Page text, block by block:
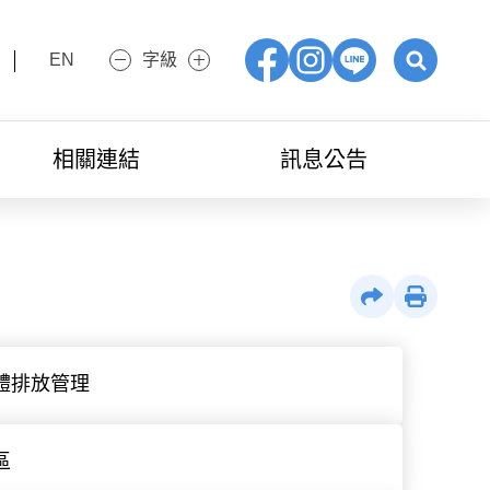
EN 字級
小字級
大字級
相關連結 訊息公告
排放管理